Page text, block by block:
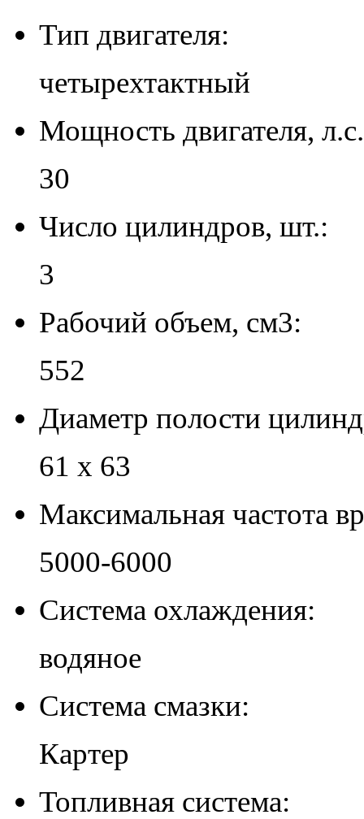
Тип двигателя:
четырехтактный
Мощность двигателя,
30
Число цилиндров, шт.:
3
Рабочий объем, см3:
552
Диаметр полости
61 х 63
Максимальная частота
5000-6000
Система охлаждения:
водяное
Система смазки:
Картер
Топливная система: